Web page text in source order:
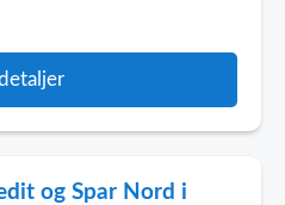
og Spar Nord i